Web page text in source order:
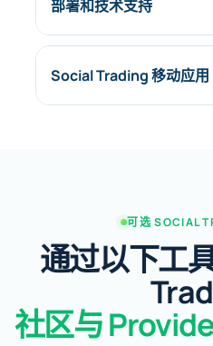
部署和技术支持
Social Trading 移动应用
可选 SOCIAL
通过以下工
社区与